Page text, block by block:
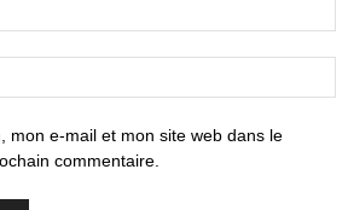
mon e-mail et mon site web dans le
commentaire.